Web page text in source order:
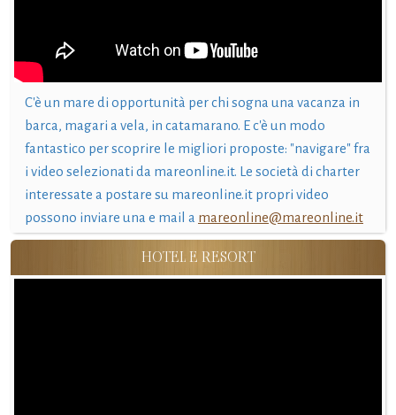
C'è un mare di opportunità per chi sogna una vacanza in
barca, magari a vela, in catamarano. E c'è un modo
fantastico per scoprire le migliori proposte: "navigare" fra
i video selezionati da mareonline.it. Le società di charter
interessate a postare su mareonline.it propri video
possono inviare una e mail a mareonline@mareonline.it
HOTEL E RESORT